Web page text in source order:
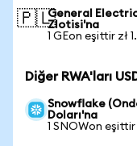
🇵🇱General
Zlotisi'na
1 GEon eşittir zł
Diğer RWA'ları
Snowflake
Doları'na
1 SNOWon eşittir